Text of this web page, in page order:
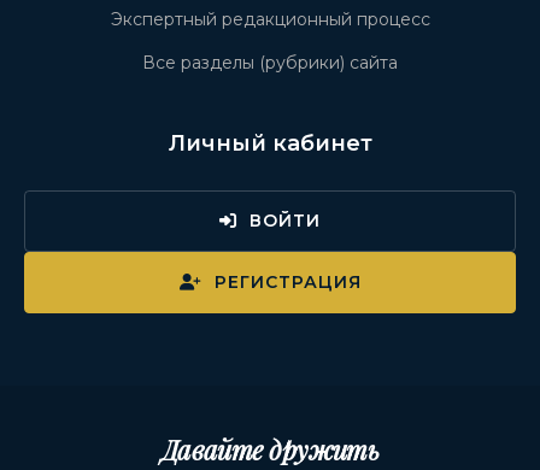
Экспертный редакционный процесс
Все разделы (рубрики) сайта
Личный кабинет
ВОЙТИ
РЕГИСТРАЦИЯ
Давайте дружить